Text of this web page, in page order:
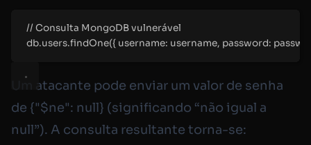
// Consulta MongoDB vulnerável
db.users.findOne({ username: username, password:
Um atacante pode enviar um valor de senha
de {"$ne": null} (significando “não igual a
null”). A consulta resultante torna-se: